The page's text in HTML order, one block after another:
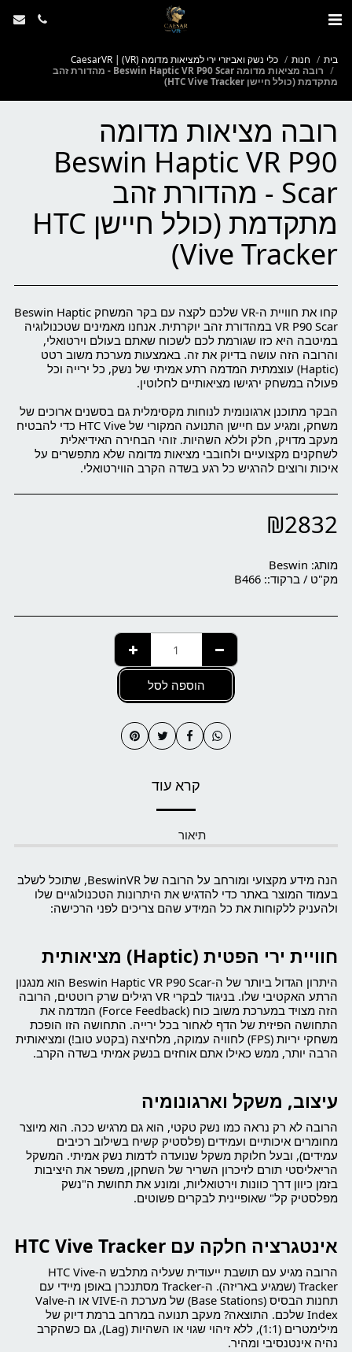
בית חנות
כלי נשק ואביזרי ירי למציאות מדומה (VR) | CaesarVR
רובה מציאות מדומה Beswin Haptic VR P90 Scar - מהדורת זהב
מתקדמת (כולל חיישן HTC Vive Tracker)
רובה מציאות מדומה
Beswin Haptic VR P90
Scar - מהדורת זהב
מתקדמת (כולל חיישן HTC
Vive Tracker)
קחו את חוויית ה-VR שלכם לקצה עם בקר המשחק Beswin Haptic
VR P90 Scar במהדורת זהב יוקרתית. אנחנו מאמינים שטכנולוגיה
במיטבה היא כזו שגורמת לכם לשכוח שאתם בעולם וירטואלי,
והרובה הזה עושה בדיוק את זה. באמצעות מערכת משוב רטט
(Haptic) עוצמתית המדמה רתע אמיתי של נשק, כל ירייה וכל
הבקר מתוכנן ארגונומית לנוחות מקסימלית גם בסשנים ארוכים של
משחק, ומגיע עם חיישן התנועה המקורי של HTC Vive כדי להבטיח
מעקב מדויק, חלק וללא השהיות. זוהי הבחירה האידיאלית
לשחקנים מקצועיים ולחובבי מציאות מדומה שלא מתפשרים על
איכות ורוצים להרגיש כל רגע בשדה הקרב הווירטואלי.
₪2832
מותג: Beswin
מק"ט / ברקוד:: B466
הוספה לסל
קרא עוד
תיאור
הנה מידע מקצועי ומורחב על הרובה של BeswinVR, שתוכל לשלב
בעמוד המוצר באתר כדי להדגיש את היתרונות הטכנולוגיים שלו
ולהעניק ללקוחות את כל המידע שהם צריכים לפני הרכישה:
חוויית ירי הפטית (Haptic) מציאותית
היתרון הגדול ביותר של ה-Beswin Haptic VR P90 Scar הוא מנגנון
הרתע האקטיבי שלו. בניגוד לבקרי VR רגילים שרק רוטטים, הרובה
הזה מצויד במערכת משוב כוח (Force Feedback) המדמה את
התחושה הפיזית של הדף לאחור בכל ירייה. התחושה הזו הופכת
משחקי יריות (FPS) לחוויה עמוקה, מלחיצה (בקטע טוב!) ומציאותית
הרבה יותר, ממש כאילו אתם אוחזים בנשק אמיתי בשדה הקרב.
עיצוב, משקל וארגונומיה
הרובה לא רק נראה כמו נשק טקטי, הוא גם מרגיש ככה. הוא מיוצר
מחומרים איכותיים ועמידים (פלסטיק קשיח בשילוב רכיבים
עמידים), ובעל חלוקת משקל שנועדה לדמות נשק אמיתי. המשקל
הריאליסטי תורם לזיכרון השריר של השחקן, משפר את היציבות
בזמן כיוון דרך כוונות וירטואליות, ומונע את תחושת ה"נשק
מפלסטיק קל" שאופיינית לבקרים פשוטים.
אינטגרציה חלקה עם HTC Vive Tracker
הרובה מגיע עם תושבת ייעודית שעליה מתלבש ה-HTC Vive
Tracker (שמגיע באריזה). ה-Tracker מסתנכרן באופן מיידי עם
תחנות הבסיס (Base Stations) של מערכת ה-VIVE או ה-Valve
Index שלכם. התוצאה? מעקב תנועה במרחב ברמת דיוק של
מילימטרים (1:1), ללא זיהוי שגוי או השהיות (Lag), גם כשהקרב
נהיה אינטנסיבי ומהיר.